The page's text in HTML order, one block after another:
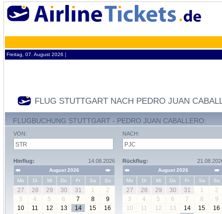
Freitag, 07. August 2026 ¦
FLUG STUTTGART NACH PEDRO JUAN
FLUGBUCHUNG STUTTGART - PEDRO JUAN CABALLERO:
VON:
Hinflug: 14.08.2026
August 2026
Mo
Di Mi Do Fr Sa So
27 28 29 30 31 1
2
3
4 5 6 7 8
9
10
11 12 13 14 15
16
NACH:
Rückflug:
August 2026
Mo
Di Mi Do Fr Sa So
27 28 29 30 31 1
2
3
4 5 6 7 8
9
10
11 12 13 14 15
16